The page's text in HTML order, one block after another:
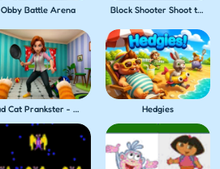
Obby Battle Arena Block Shooter Shoot the Blocks!
Bad Cat Prankster - Mom's Return Hedgies